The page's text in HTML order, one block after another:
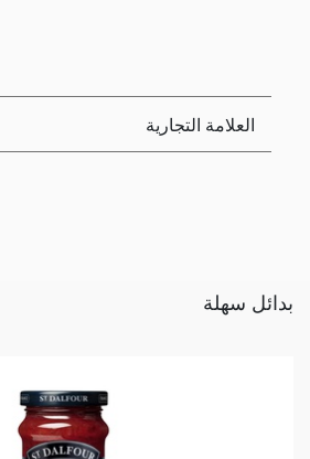
العلامة التجارية
بدائل سهلة